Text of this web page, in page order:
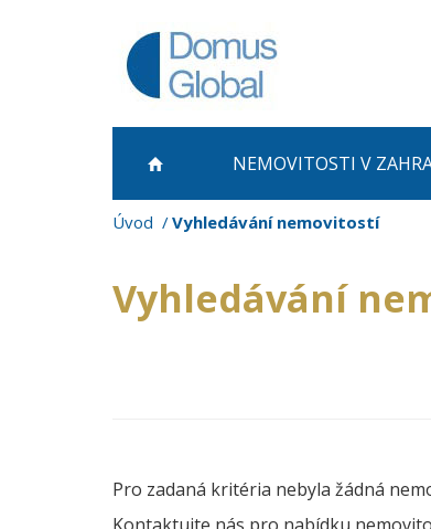
NEMOVITOSTI V
Úvod Vyhledávání nemovitostí
Vyhledávání
Pro zadaná kritéria nebyla žádná